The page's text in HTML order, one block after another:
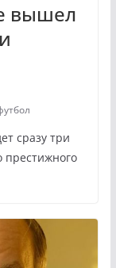
вышел
сразу три
престижного